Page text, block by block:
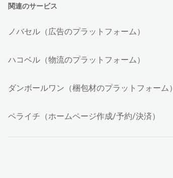
関連のサービス
ノバセル（広告のプラットフォーム）
ハコベル（物流のプラットフォーム）
ダンボールワン（梱包材のプラットフォーム）
ペライチ（ホームページ作成/予約/決済）